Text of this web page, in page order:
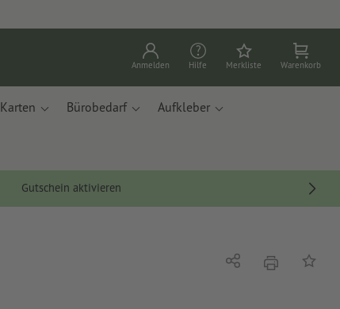
Anmelden Hilfe Merkliste Warenkorb
Karten Bürobedarf Aufkleber
Gutschein aktivieren
Teilen DruckenAuf